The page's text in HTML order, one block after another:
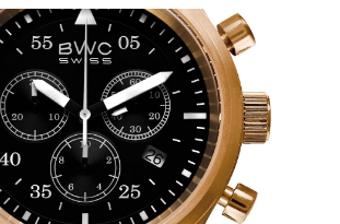
Automatik
Quarz
Herren
Automatik
Chronographen ETA 7750